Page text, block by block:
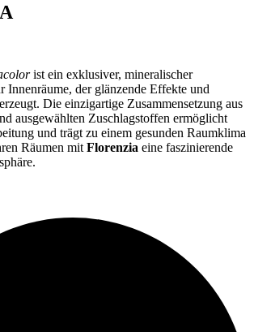
ist ein exklusiver, mineralischer
Innenräume, der glänzende Effekte und
Die einzigartige Zusammensetzung aus
ausgewählten Zuschlagstoffen ermöglicht
und trägt zu einem gesunden Raumklima
Räumen mit Florenzia eine faszinierende